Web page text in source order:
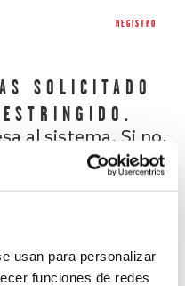
usan para personalizar
funciones de redes
REGISTRO
SOLICITADO
al sistema. Si no,